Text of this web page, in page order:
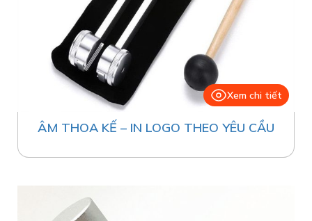
Xem chi tiết
ÂM THOA KẾ – IN LOGO THEO YÊU CẦU